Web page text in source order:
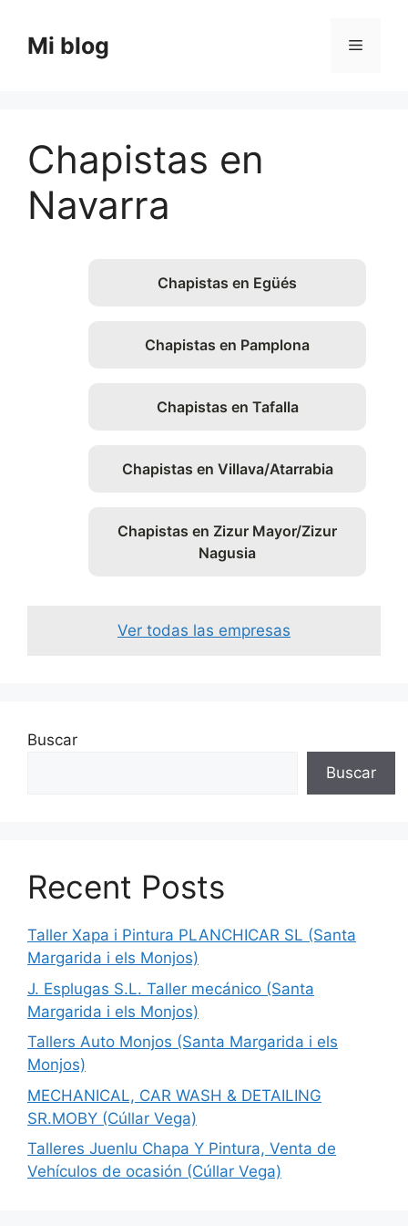
contenido
Mi blog Menú
Chapistas en
Navarra
Chapistas en Egüés
Chapistas en Pamplona
Chapistas en Tafalla
Chapistas en Villava/Atarrabia
Chapistas en Zizur Mayor/Zizur
Nagusia
Ver todas las empresas
Buscar
Buscar
Recent Posts
Taller Xapa i Pintura PLANCHICAR SL (Santa
Margarida i els Monjos)
J. Esplugas S.L. Taller mecánico (Santa
Margarida i els Monjos)
Tallers Auto Monjos (Santa Margarida i els
Monjos)
MECHANICAL, CAR WASH & DETAILING
SR.MOBY (Cúllar Vega)
Talleres Juenlu Chapa Y Pintura, Venta de
Vehículos de ocasión (Cúllar Vega)